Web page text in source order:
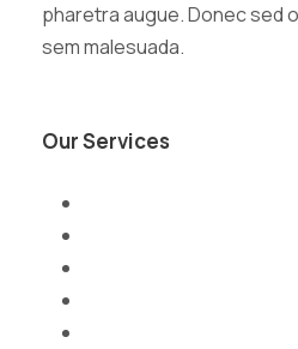
pharetra augue. Donec sed
sem malesuada.
Our Services